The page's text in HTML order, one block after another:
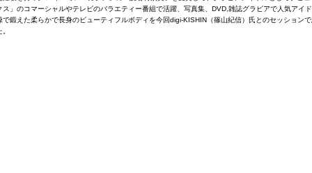
ス」のコマーシャルやテレビのバラエティー番組で活躍、写真集、DVD,雑誌グラビアで人気アイド
で鍛えた柔らかで長身のビューティフルボディを今回digi-KISHIN（篠山紀信）氏とのセッション